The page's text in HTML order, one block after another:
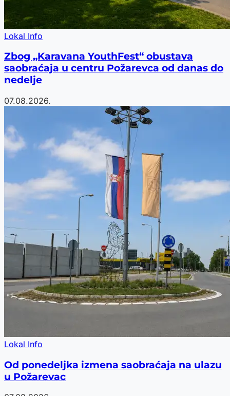
Lokal Info
Zbog „Karavana YouthFest“ obustava
saobraćaja u centru Požarevca od danas do
nedelje
07.08.2026.
Lokal Info
Od ponedeljka izmena saobraćaja na ulazu
u Požarevac